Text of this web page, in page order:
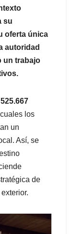
su
oferta única
autoridad
un trabajo
los
un
Así, se
de